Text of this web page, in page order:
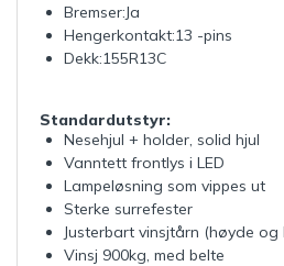
Bremser:Ja
Hengerkontakt:13 -pins
Dekk:155R13C
Standardutstyr:
Nesehjul + holder, solid hjul
Vanntett frontlys i LED
Lampeløsning som vippes ut
Sterke surrefester
Justerbart vinsjtårn (høyde og
Vinsj 900kg, med belte